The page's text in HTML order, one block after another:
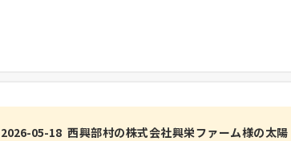
2026-05-18 西興部村の株式会社興栄ファーム様の太陽